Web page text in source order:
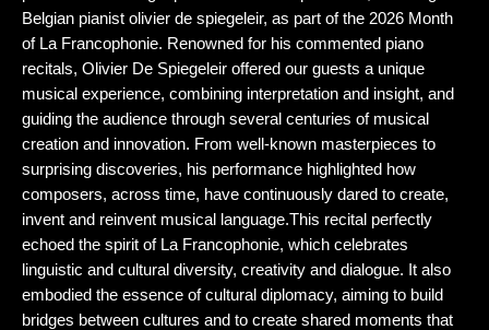
Belgian pianist olivier de spiegeleir, as part of the 2026 Month
of La Francophonie. Renowned for his commented piano
recitals, Olivier De Spiegeleir offered our guests a unique
musical experience, combining interpretation and insight, and
guiding the audience through several centuries of musical
creation and innovation. From well-known masterpieces to
surprising discoveries, his performance highlighted how
composers, across time, have continuously dared to create,
invent and reinvent musical language.This recital perfectly
echoed the spirit of La Francophonie, which celebrates
linguistic and cultural diversity, creativity and dialogue. It also
embodied the essence of cultural diplomacy, aiming to build
bridges between cultures and to create shared moments that